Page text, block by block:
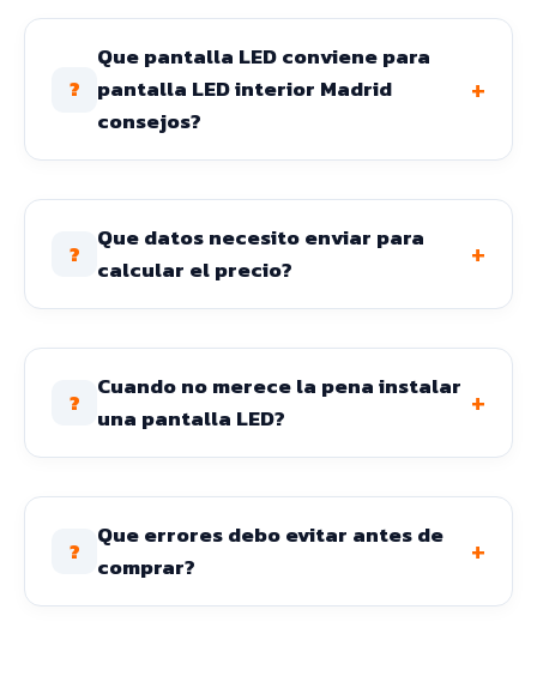
?
Que pantalla LED conviene para
pantalla LED interior Madrid
consejos?
+
?
Que datos necesito enviar para
calcular el precio?
+
?
Cuando no merece la pena instalar
una pantalla LED?
+
?
Que errores debo evitar antes de
comprar?
+